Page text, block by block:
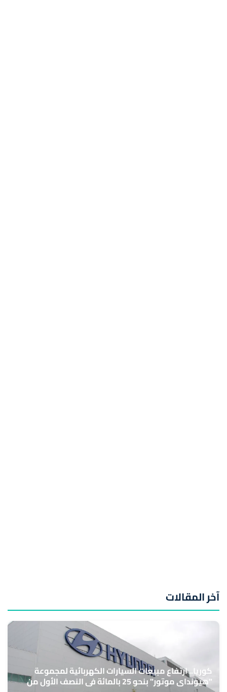
آخر المقالات
كوريا.. ارتفاع مبيعات السيارات الكهربائية لمجموعة
"هيونداي موتور" بنحو 25 بالمائة في النصف الأول من